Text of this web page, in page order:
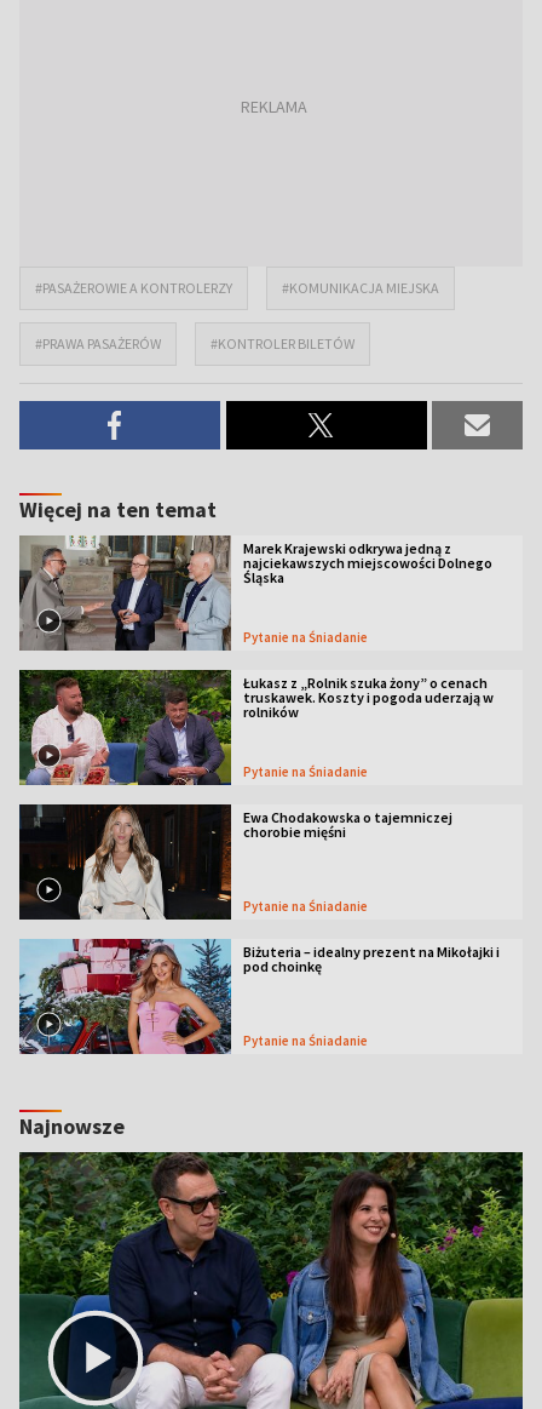
#PASAŻEROWIE A KONTROLERZY #KOMUNIKACJA MIEJSKA
#PRAWA PASAŻERÓW #KONTROLER BILETÓW
Więcej na ten temat
Marek Krajewski odkrywa jedną z
najciekawszych miejscowości Dolnego
Śląska
Pytanie na Śniadanie
Łukasz z „Rolnik szuka żony” o cenach
truskawek. Koszty i pogoda uderzają w
rolników
Pytanie na Śniadanie
Ewa Chodakowska o tajemniczej
chorobie mięśni
Pytanie na Śniadanie
Biżuteria – idealny prezent na Mikołajki i
pod choinkę
Pytanie na Śniadanie
Najnowsze